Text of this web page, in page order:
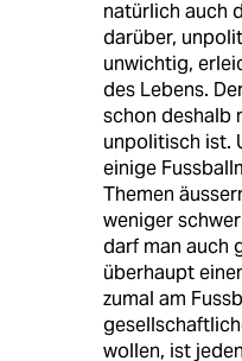
natürlich auch
darüber,
unwichtig,
des Lebens.
schon deshalb
unpolitisch ist.
einige
Themen
weniger
darf man auch
überhaupt
zumal am
wollen, ist